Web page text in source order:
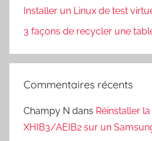
Installer un Linux de test
3 façons de recycler une
Commentaires récents
Champy N dans Réinstaller
XHIB3/AEIB2 sur un